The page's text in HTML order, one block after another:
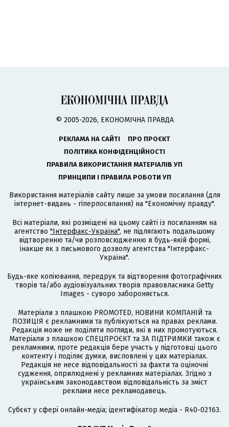
© 2005-2026, ЕКОНОМІЧНА ПРАВДА
РЕКЛАМА НА САЙТІ
ПРО ПРОЄКТ
ПОЛІТИКА КОНФІДЕНЦІЙНОСТІ
ПРАВИЛА ВИКОРИСТАННЯ МАТЕРІАЛІВ УП
ПРИНЦИПИ І ПРАВИЛА РОБОТИ УП
Використання матеріалів сайту лише за умови посилання (для
інтернет-видань - гіперпосилання) на "Економічну правду".
Всі матеріали, які розміщені на цьому сайті із посиланням на
агентство "Інтерфакс-Україна", не підлягають подальшому
відтворенню та/чи розповсюдженню в будь-якій формі,
інакше як з письмового дозволу агентства "Інтерфакс-
Україна".
Будь-яке копіювання, передрук та відтворення фотографічних
творів та/або аудіовізуальних творів правовласника Getty
Images - суворо забороняється.
Матеріали з плашкою PROMOTED, НОВИНИ КОМПАНІЙ та
ПОЗИЦІЯ є рекламними та публікуються на правах реклами.
Редакція може не поділяти погляди, які в них промотуються.
Матеріали з плашкою СПЕЦПРОЄКТ та ЗА ПІДТРИМКИ також є
рекламними, проте редакція бере участь у підготовці цього
контенту і поділяє думки, висловлені у цих матеріалах.
Редакція не несе відповідальності за факти та оціночні
судження, оприлюднені у рекламних матеріалах. Згідно з
українським законодавством відповідальність за зміст
реклами несе рекламодавець.
Cубєкт у сфері онлайн-медіа; ідентифікатор медіа - R40-02163.